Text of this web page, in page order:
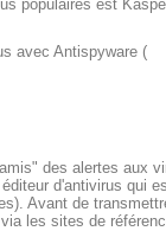
populaires est
avec Antispyware (
des alertes aux
d'antivirus qui
Avant de
les sites de